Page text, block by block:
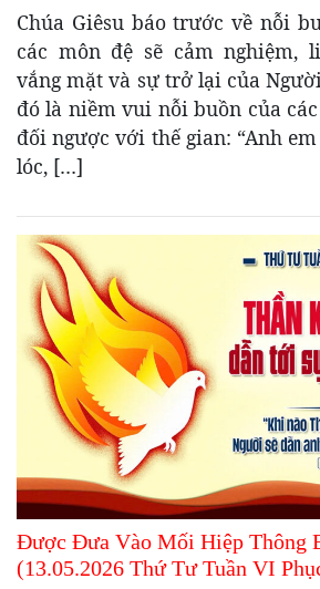
Chúa Giêsu báo trước về nỗi
các môn đệ sẽ cảm nghiệm,
vắng mặt và sự trở lại của
đó là niềm vui nỗi buồn của
đối ngược với thế gian: “Anh
lóc, […]
Được Đưa Vào Mối Hiệp Thông
(13.05.2026 Thứ Tư Tuần VI